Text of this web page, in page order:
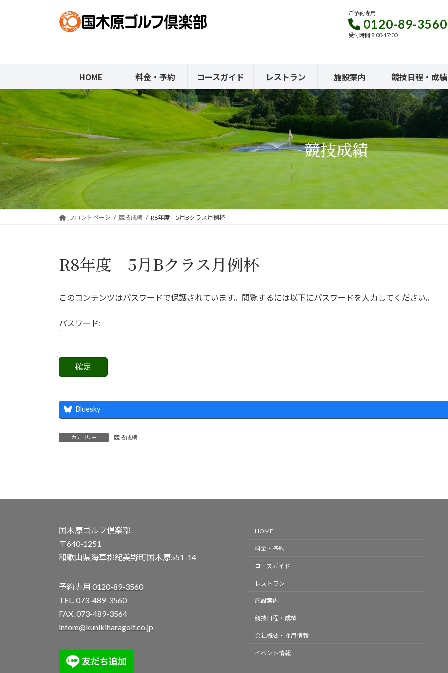
キ
ッ
プ
に
移
動
ご予約専用
0120-89-3560
受付時間 8:00-17:00
HOME 料金・予約 コースガイド レストラン 施設案内 競技日程・成績
競技成績
フロントページ 競技成績 R8年度 5月Bクラス月例杯
R8年度 5月Bクラス月例杯
このコンテンツはパスワードで保護されています。閲覧するには以下にパスワードを入力してください。
パスワード:
Bluesky
カテゴリー 競技成績
国木原ゴルフ倶楽部
〒640-1251
和歌山県海草郡紀美野町国木原551-14
予約専用 0120-89-3560
TEL. 073-489-3560
FAX. 073-489-3564
infom@kunikiharagolf.co.jp
HOME
料金・予約
コースガイド
レストラン
施設案内
競技日程・成績
会社概要・採用情報
イベント情報